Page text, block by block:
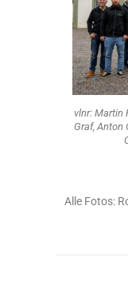
vlnr: Martin
Graf, Anton
Alle Fotos: